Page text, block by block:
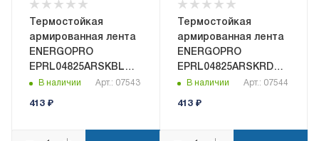
Термостойкая
армированная лента
ENERGOPRO
EPRL04825ARSKBL
48мм х 25м синяя
В наличии Арт.: 07543
413₽
Термостойкая
армированная лента
ENERGOPRO
EPRL04825ARSKRD
48мм х 25м красная
В наличии Арт.: 07544
413₽